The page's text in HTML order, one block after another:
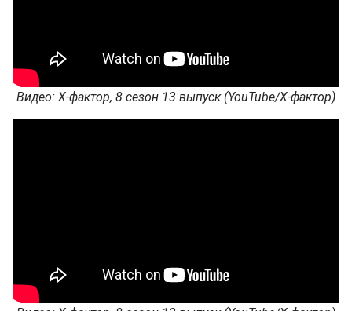
Видео: Х-фактор, 8 сезон 13 выпуск (YouTube/Х-фактор)